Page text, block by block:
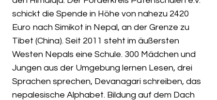
schickt die Spende in Höhe von nahezu 2420
Euro nach Simikot in Nepal, an der Grenze zu
Tibet (China). Seit 2011 steht im äußersten
Westen Nepals eine Schule. 300 Mädchen und
Jungen aus der Umgebung lernen Lesen, drei
Sprachen sprechen, Devanagari schreiben, das
nepalesische Alphabet. Bildung auf dem Dach